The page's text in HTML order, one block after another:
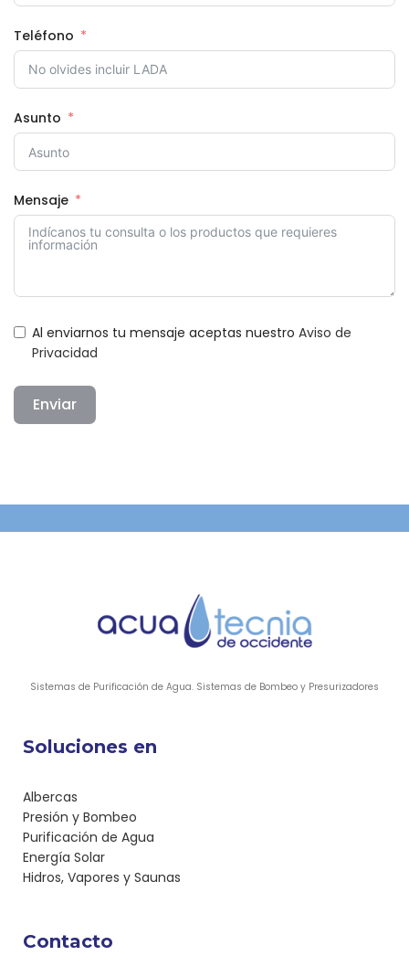
Teléfono
Asunto
Mensaje
Al enviarnos tu mensaje aceptas nuestro Aviso de
Privacidad
Enviar
Sistemas de Purificación de Agua. Sistemas de Bombeo y Presurizadores
Soluciones en
Albercas
Presión y Bombeo
Purificación de Agua
Energía Solar
Hidros, Vapores y Saunas
Contacto